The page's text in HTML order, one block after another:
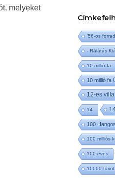
melyeket
'56-os
- Rálátás
10 millió fa
10 millió fa
12-es
14
100
100 milliós
100 éves
10000 forint